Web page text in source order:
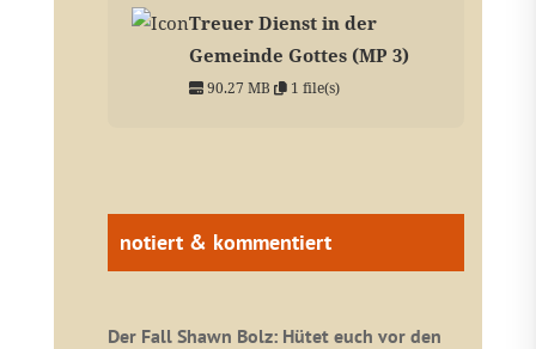
Treuer Dienst in der
Gemeinde Gottes (MP 3)
90.27 MB 1 file(s)
notiert & kommentiert
Der Fall Shawn Bolz: Hütet euch vor den